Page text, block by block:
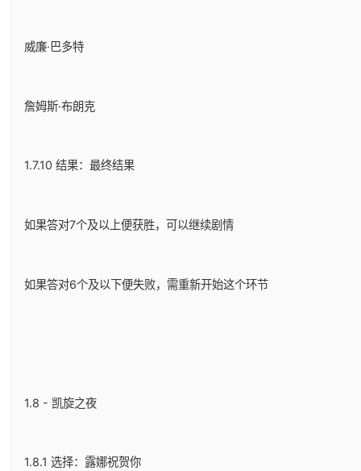
威廉·巴多特
詹姆斯·布朗克
1.7.10 结果：最终结果
如果答对7个及以上便获胜，可以继续剧情
如果答对6个及以下便失败，需重新开始这个环节
1.8 - 凯旋之夜
1.8.1 选择：露娜祝贺你